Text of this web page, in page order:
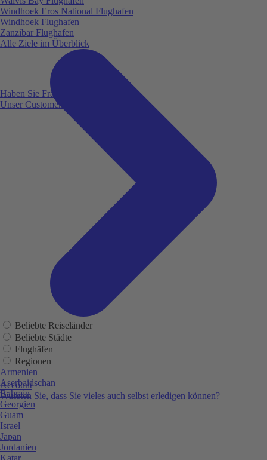
Haben Sie Fragen?
Unser Customer Service ist für Sie da!
Account
Wussten Sie, dass Sie vieles auch selbst erledigen können?
Windhoek Eros National Flughafen
Windhoek Flughafen
Zanzibar Flughafen
Alle Ziele im Überblick
Beliebte Reiseländer
Beliebte Städte
Flughäfen
Regionen
Armenien
Aserbaidschan
Bahrain
Georgien
Guam
Israel
Japan
Jordanien
Katar